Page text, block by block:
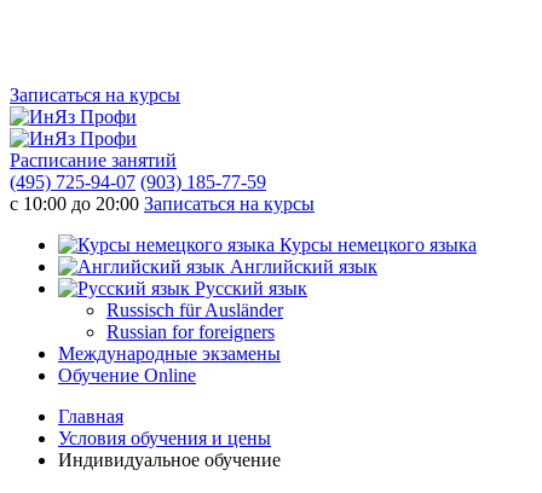
Записаться на курсы
Расписание занятий
(495) 725-94-07 (903) 185-77-59
с 10:00 до 20:00 Записаться на курсы
Курсы немецкого языка
Английский язык
Русский язык
Russisch für Ausländer
Russian for foreigners
Международные экзамены
Обучение Online
Главная
Условия обучения и цены
Индивидуальное обучение